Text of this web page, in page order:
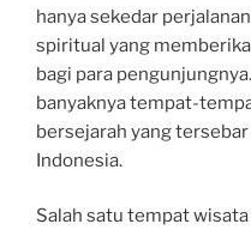
hanya sekedar
spiritual yang
bagi para
banyaknya tempat-
bersejarah yang
Indonesia.
Salah satu tempat